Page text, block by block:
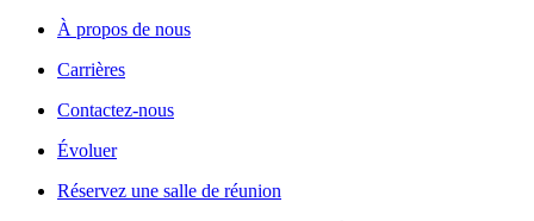
À propos de nous
Carrières
Contactez-nous
Évoluer
Réservez une salle de réunion